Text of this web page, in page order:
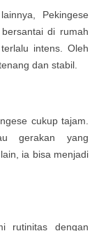
Pekingese
di rumah
intens. Oleh
dan stabil.
cukup tajam.
gerakan yang
ia bisa menjadi
rutinitas dengan